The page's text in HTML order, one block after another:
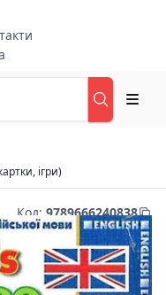
ігри)
Код: 9789666240838